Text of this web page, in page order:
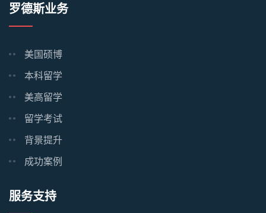
罗德斯业务
美国硕博
本科留学
美高留学
留学考试
背景提升
成功案例
服务支持